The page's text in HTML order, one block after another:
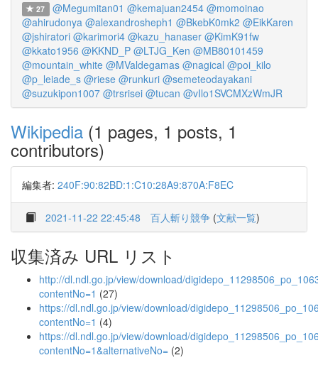
27 @Megumitan01 @kemajuan2454 @momoinao
@ahirudonya @alexandrosheph1 @BkebK0mk2 @EikKaren
@jshiratori @karimori4 @kazu_hanaser @KimK91fw
@kkato1956 @KKND_P @LTJG_Ken @MB80101459
@mountain_white @MValdegamas @nagical @poi_kilo
@p_leiade_s @riese @runkuri @semeteodayakani
@suzukipon1007 @trsrisei @tucan @vIlo1SVCMXzWmJR
Wikipedia (1 pages, 1 posts, 1
contributors)
編集者: 240F:90:82BD:1:C10:28A9:870A:F8EC
2021-11-22 22:45:48 百人斬り競争 (文献一覧)
収集済み URL リスト
http://dl.ndl.go.jp/view/download/
contentNo=1 (27)
https://dl.ndl.go.jp/view/download/
contentNo=1 (4)
https://dl.ndl.go.jp/view/download/
contentNo=1&alternativeNo= (2)